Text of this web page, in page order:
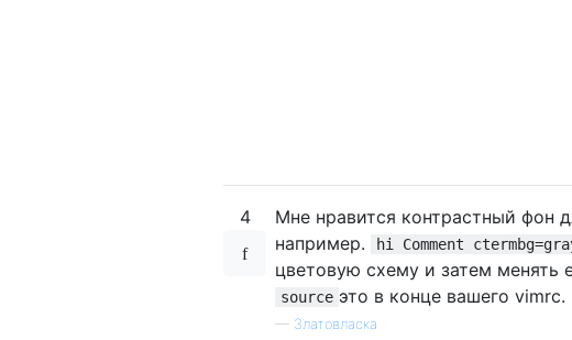
4
Мне нравится контрастный фон
например.
hi Comment
цветовую схему и затем менять
source это в конце вашего vimrc.
— Златовласка